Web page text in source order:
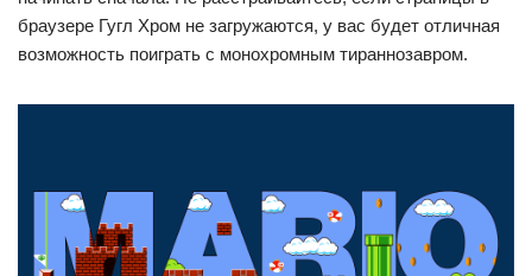
браузере Гугл Хром не загружаются, у вас будет отличная
возможность поиграть с монохромным тираннозавром.